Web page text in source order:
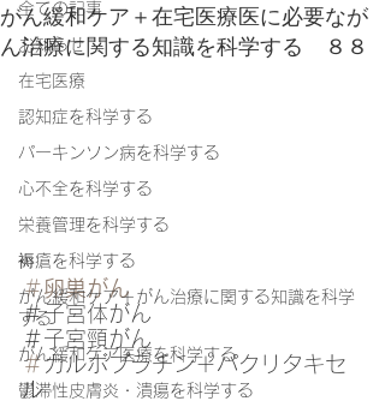
全ての記事
お知らせ
在宅医療
認知症を科学する
パーキンソン病を科学する
心不全を科学する
栄養管理を科学する
褥瘡を科学する
がん緩和ケア＋がん治療に関する知識を科学
する
がん緩和ケア医療を科学する
鬱滞性皮膚炎・潰瘍を科学する
がん緩和ケア＋在宅医療医に必要なが
ん治療に関する知識を科学する ８８
＃卵巣がん
＃子宮体がん
＃子宮頸がん
＃カルボプラチン＋パクリタキセ
ル